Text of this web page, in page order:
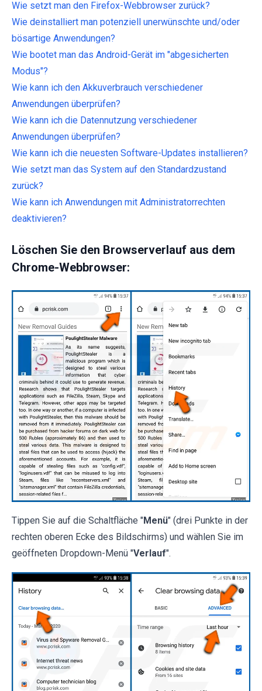
Wie setzt man den Firefox-Webbrowser zurück?
Wie deinstalliert man potenziell unerwünschte und/oder
bösartige Anwendungen?
Wie bootet man das Android-Gerät im "abgesicherten
Modus"?
Wie kann ich den Akkuverbrauch verschiedener
Anwendungen überprüfen?
Wie kann ich die Datennutzung verschiedener
Anwendungen überprüfen?
Wie kann ich die neuesten Software-Updates installieren?
Wie setzt man das System auf den Standardzustand
zurück?
Wie kann ich Anwendungen mit Administratorrechten
deaktivieren?
Löschen Sie den Browserverlauf aus dem
Chrome-Webbrowser:
Tippen Sie auf die Schaltfläche "Menü" (drei Punkte in der
rechten oberen Ecke des Bildschirms) und wählen Sie im
geöffneten Dropdown-Menü "Verlauf".